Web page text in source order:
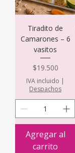
Tiradito de
Camarones – 6
vasitos
Precio
$19.500
IVA incluido |
Despachos
Agregar al
carrito